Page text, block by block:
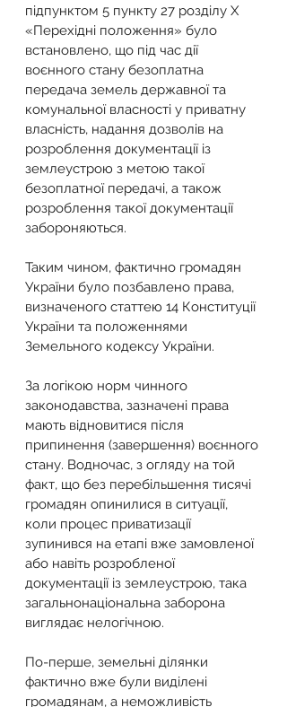
підпунктом 5 пункту 27 розділу Х
«Перехідні положення» було
встановлено, що під час дії
воєнного стану безоплатна
передача земель державної та
комунальної власності у приватну
власність, надання дозволів на
розроблення документації із
землеустрою з метою такої
безоплатної передачі, а також
розроблення такої документації
забороняються.
Таким чином, фактично громадян
України було позбавлено права,
визначеного статтею 14 Конституції
України та положеннями
Земельного кодексу України.
За логікою норм чинного
законодавства, зазначені права
мають відновитися після
припинення (завершення) воєнного
стану. Водночас, з огляду на той
факт, що без перебільшення тисячі
громадян опинилися в ситуації,
коли процес приватизації
зупинився на етапі вже замовленої
або навіть розробленої
документації із землеустрою, така
загальнонаціональна заборона
виглядає нелогічною.
По-перше, земельні ділянки
фактично вже були виділені
громадянам, а неможливість